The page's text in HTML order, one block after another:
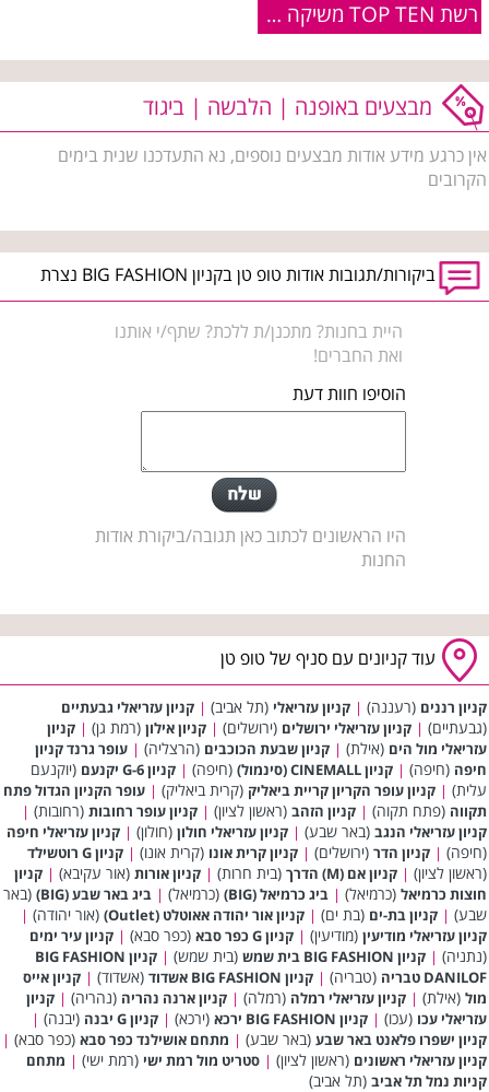
רשת TOP TEN משיקה קולקציית גברים
מבצעים באופנה | הלבשה | ביגוד
אין כרגע מידע אודות מבצעים נוספים, נא התעדכנו שנית בימים
הקרובים
ביקורות/תגובות אודות טופ טן בקניון BIG FASHION נצרת
היית בחנות? מתכנן/ת ללכת? שתף/י אותנו
ואת החברים!
הוסיפו חוות דעת
היו הראשונים לכתוב כאן תגובה/ביקורת אודות
החנות
עוד קניונים עם סניף של טופ טן
קניון רננים (רעננה) | קניון עזריאלי (תל אביב) | קניון עזריאלי גבעתיים
(גבעתיים) | קניון עזריאלי ירושלים (ירושלים) | קניון אילון (רמת גן) | קניון
עזריאלי מול הים (אילת) | קניון שבעת הכוכבים (הרצליה) | עופר גרנד קניון
חיפה (חיפה) | קניון CINEMALL (סינמול) (חיפה) | קניון G-6 יקנעם
(יוקנעם
עלית) | קניון עופר הקריון קריית ביאליק (קרית ביאליק) | עופר הקניון הגדול פתח
תקווה (פתח תקוה) | קניון הזהב (ראשון לציון) | קניון עופר רחובות (רחובות) |
קניון עזריאלי הנגב (באר שבע) | קניון עזריאלי חולון (חולון) | קניון עזריאלי חיפה
(חיפה) | קניון הדר (ירושלים) | קניון קרית אונו (קרית אונו) | קניון G רוטשילד
(ראשון לציון) | קניון אם (M) הדרך (בית חרות) | קניון אורות (אור עקיבא) | קניון
חוצות כרמיאל (כרמיאל) | ביג כרמיאל (BIG) (כרמיאל) | ביג באר שבע (BIG)
(באר
שבע) | קניון בת-ים (בת ים) | קניון אור יהודה אאוטלט (Outlet) (אור יהודה) |
קניון עזריאלי מודיעין (מודיעין) | קניון G כפר סבא (כפר סבא) | קניון עיר ימים
(נתניה) | קניון BIG FASHION בית שמש (בית שמש) |
קניון BIG FASHION
DANILOF טבריה
(טבריה) | קניון BIG FASHION אשדוד (אשדוד) | קניון אייס
מול (אילת) | קניון עזריאלי רמלה (רמלה) | קניון ארנה נהריה (נהריה) | קניון
עזריאלי עכו (עכו) | קניון BIG FASHION ירכא (ירכא) | קניון G יבנה (יבנה) |
קניון ישפרו פלאנט באר שבע (באר שבע) | מתחם אושילנד כפר סבא (כפר סבא) |
קניון עזריאלי ראשונים (ראשון לציון) | סטריט מול רמת ישי (רמת ישי) | מתחם
קניות נמל תל אביב (תל אביב)